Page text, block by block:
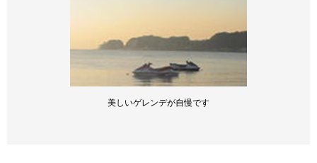
美しいゲレンデが自慢です